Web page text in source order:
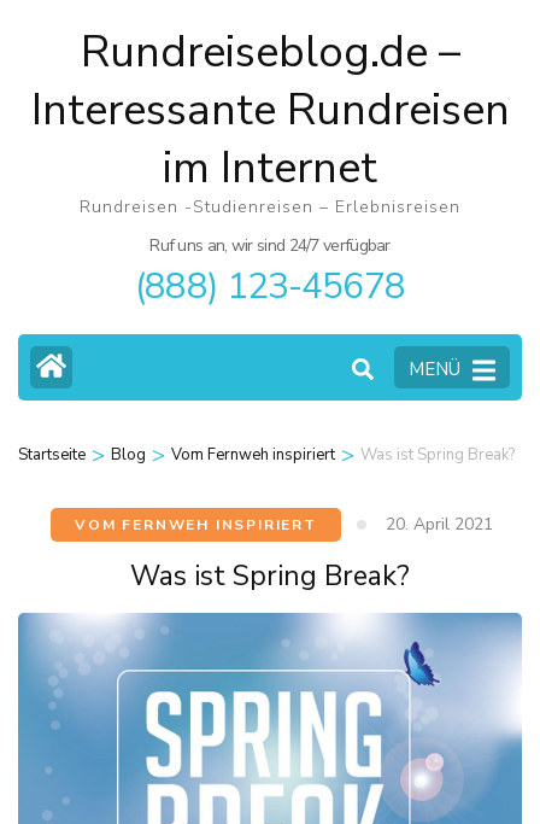
springen
(Eingabetaste
Rundreiseblog.de –
Interessante Rundreisen
im Internet
Rundreisen -Studienreisen – Erlebnisreisen
Ruf uns an, wir sind 24/7 verfügbar
(888) 123-45678
MENÜ
Startseite > Blog > Vom Fernweh inspiriert > Was ist Spring Break?
VOM FERNWEH INSPIRIERT 20. April 2021
Was ist Spring Break?